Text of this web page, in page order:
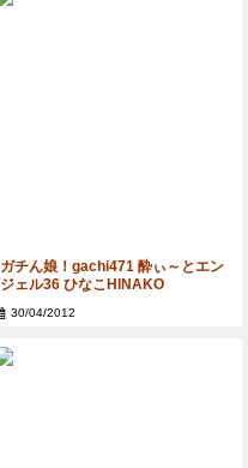
ガチん娘！gachi471 酔ぃ～とエン
ジェル36 ひなこHINAKO
30/04/2012